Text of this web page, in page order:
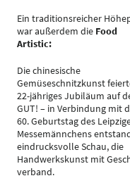
Ein traditionsreicher
war außerdem die Food
Artistic:
Die chinesische
Gemüseschnitzkunst
22-jähriges Jubiläum auf
GUT! – in Verbindung mit
60. Geburtstag des
Messemännchens
eindrucksvolle Schau, die
Handwerkskunst mit
verband.